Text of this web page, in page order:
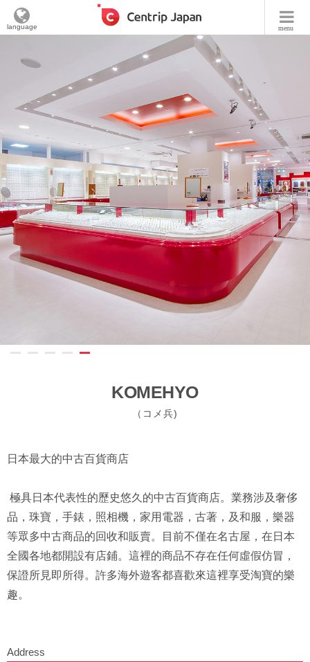
menu
language
KOMEHYO
（コメ兵)
日本最大的中古百貨商店
極具日本代表性的歷史悠久的中古百貨商店。業務涉及奢侈
品，珠寶，手錶，照相機，家用電器，古著，及和服，樂器
等眾多中古商品的回收和販賣。目前不僅在名古屋，在日本
全國各地都開設有店鋪。這裡的商品不存在任何虛假仿冒，
保證所見即所得。許多海外遊客都喜歡來這裡享受淘寶的樂
趣。
Address